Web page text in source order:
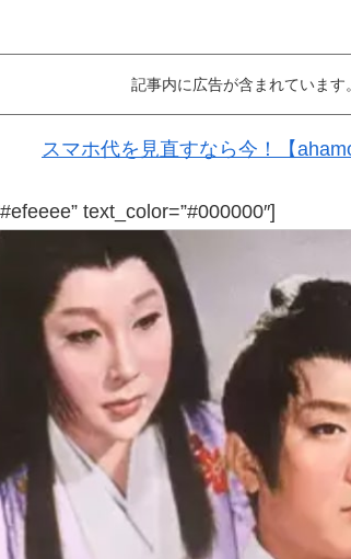
記事内に広告が含まれています。
スマホ代を見直すなら今！【
text_color=”#000000″]